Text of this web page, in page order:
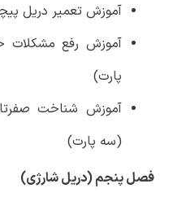
آموزش تعمیر دریل
آموزش رفع مشکلات
پارت)
آموزش شناخت صفرتا
(سه پارت)
فصل پنجم (دریل شارژی)